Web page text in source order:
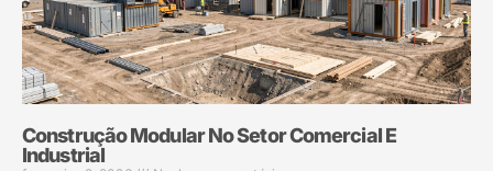
Construção Modular No Setor Comercial E
Industrial